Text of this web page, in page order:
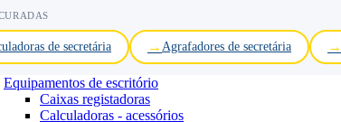
de secretária Agrafadores de secretária
Equipamentos de escritório
Caixas registadoras
Calculadoras - acessórios